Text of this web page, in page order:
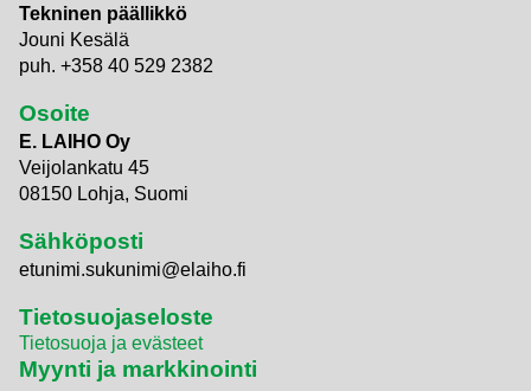
Tekninen päällikkö
Jouni Kesälä
puh. +358 40 529 2382
Osoite
E. LAIHO Oy
Veijolankatu 45
08150 Lohja, Suomi
Sähköposti
etunimi.sukunimi@elaiho.fi
Tietosuojaseloste
Tietosuoja ja evästeet
Myynti ja markkinointi